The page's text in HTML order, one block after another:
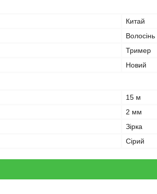
Китай
Волосінь
Тример
Новий
15 м
2 мм
Зірка
Сірий